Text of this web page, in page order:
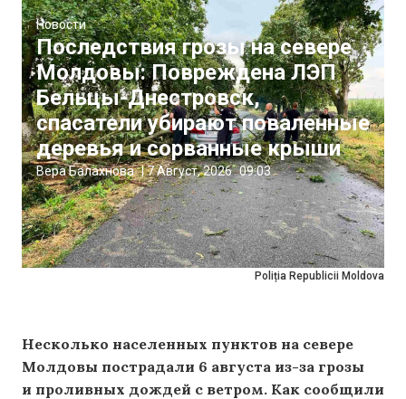
Poliția Republicii Moldova
Новости
Последствия грозы на севере
Молдовы: Повреждена ЛЭП
Бельцы-Днестровск,
спасатели убирают поваленные
деревья и сорванные крыши
Вера Балахнова |7 Август, 2026 09:03
Несколько населенных пунктов на севере
Молдовы пострадали 6 августа из-за грозы
и проливных дождей с ветром. Как сообщили